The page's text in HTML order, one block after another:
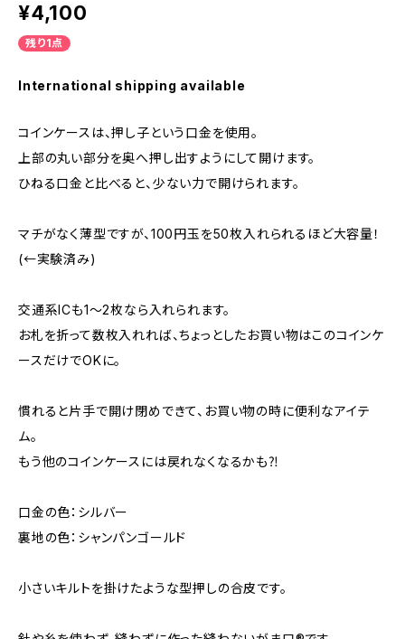
¥4,100
残り1点
International shipping available
コインケースは、押し子という口金を使用。
上部の丸い部分を奥へ押し出すようにして開けます。
ひねる口金と比べると、少ない力で開けられます。
マチがなく薄型ですが、100円玉を50枚入れられるほど大容量！
(←実験済み)
交通系ICも1〜2枚なら入れられます。
お札を折って数枚入れれば、ちょっとしたお買い物はこのコインケ
ースだけでOKに。
慣れると片手で開け閉めできて、お買い物の時に便利なアイテ
ム。
もう他のコインケースには戻れなくなるかも⁈
口金の色：シルバー
裏地の色：シャンパンゴールド
小さいキルトを掛けたような型押しの合皮です。